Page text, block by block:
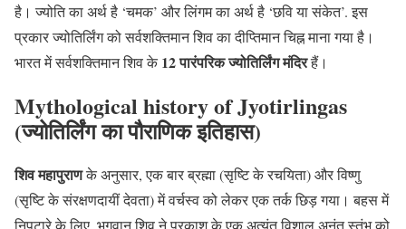
है। ज्योति का अर्थ है ‘चमक’ और लिंगम का अर्थ है ‘छवि या संकेत’. इस
प्रकार ज्योतिर्लिंग को सर्वशक्तिमान शिव का दीप्तिमान चिह्न माना गया है।
भारत में सर्वशक्तिमान शिव के 12 पारंपरिक ज्योतिर्लिंग मंदिरहैं।
Mythological history of Jyotirlingas
(ज्योतिर्लिंग का पौराणिक इतिहास)
शिव महापुराणके अनुसार, एक बार ब्रह्मा (सृष्टि के रचयिता) और विष्णु
(सृष्टि के संरक्षणदायीं देवता) में वर्चस्व को लेकर एक तर्क छिड़ गया। बहस में
निपटारे के लिए, भगवान शिव ने प्रकाश के एक अत्यंत विशाल अनंत स्तंभ को